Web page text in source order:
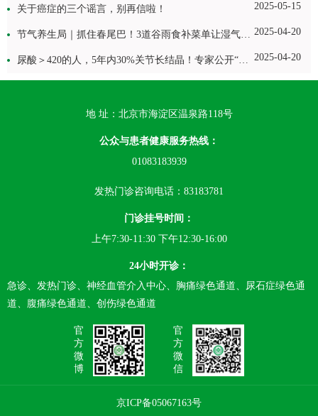
2025-05-15
关于癌症的三个谣言，别再信啦！
2025-04-20
节气养生局｜抓住春尾巴！3道谷雨食补菜单让湿气绕道走！
2025-04-20
尿酸＞420的人，5年内30%关节长结晶！专家公开“控风”修炼三步曲
地 址：北京市海淀区温泉路118号
公众与患者健康服务热线：
01083183939
发热门诊咨询电话：83183781
门诊挂号时间：
上午7:30-11:30 下午12:30-16:00
24小时开诊：
急诊、发热门诊、神经血管介入中心、胸痛绿色通道、尿石症绿色通
道、腹痛绿色通道、创伤绿色通道
官
方
微
博
官
方
微
信
京ICP备05067163号